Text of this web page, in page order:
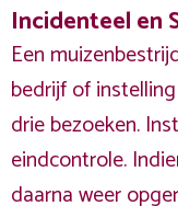
Incidenteel en
Een
bedrijf of
drie bezoeken.
eindcontrole.
daarna weer